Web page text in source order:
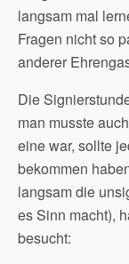
langsam mal
Fragen nicht so
anderer
Die
man musste
eine war, sollte
bekommen
langsam die
es Sinn macht),
besucht: